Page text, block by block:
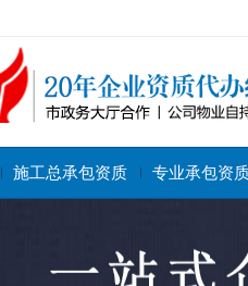
施工总承包资质 专业承包资
承包资质 施工劳务资质